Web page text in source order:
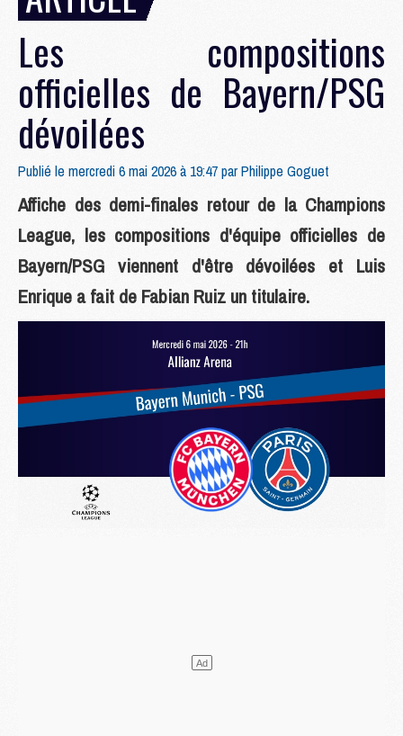
Les compositions
officielles de Bayern/PSG
dévoilées
Publié le mercredi 6 mai 2026 à 19:47 parPhilippe Goguet
Affiche des demi-finales retour de la Champions
League, les compositions d'équipe officielles de
Bayern/PSG viennent d'être dévoilées et Luis
Enrique a fait de Fabian Ruiz un titulaire.